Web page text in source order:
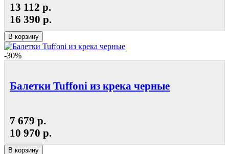
13 112 р.
16 390 р.
В корзину
-30%
Балетки Tuffoni из крека черные
7 679 р.
10 970 р.
В корзину